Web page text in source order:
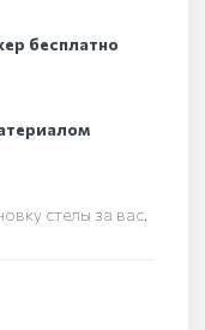
бесплатно
стелы за вас.